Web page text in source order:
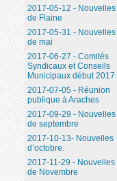
2017-05-12 - Nouvelles
de Flaine
2017-05-31 - Nouvelles
de mai
2017-06-27 - Comités
Syndicaux et Conseils
Municipaux début 2017
2017-07-05 - Réunion
publique à Araches
2017-09-29 - Nouvelles
de septembre
2017-10-13- Nouvelles
d’octobre.
2017-11-29 - Nouvelles
de Novembre